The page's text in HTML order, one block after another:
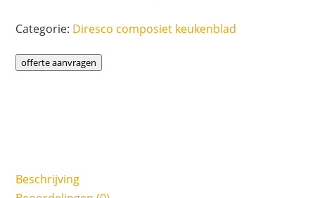
Categorie: Diresco composiet keukenblad
offerte aanvragen
Beschrijving